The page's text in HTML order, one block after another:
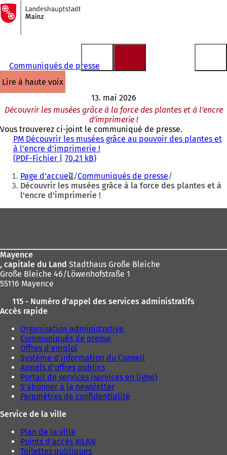
Accéder au contenu
Vers
la
page
d'accueil
Communiqués de presse
lire à haute voix
13. mai 2026
Découvrir les musées grâce à la force des plantes et à l'encre
d'imprimerie !
Vous trouverez ci-joint le communiqué de presse.
PM Découvrir les musées grâce au pouvoir des plantes et
à l'encre d'imprimerie !
PDF-Fichier 70,21 kB
Vous
êtes
:
Page d'accueil Communiqués de presse
Découvrir les musées grâce à la force des plantes et à
l'encre d'imprimerie !
Mayence
, capitale du Land Stadthaus Große Bleiche
Große Bleiche 46/Löwenhofstraße 1
55116 Mayence
115 - Numéro d'appel des services administratifs
Accès rapide
Organisation administrative
Communiqués de presse
Offres d'emploi
Système d'information du Conseil
Appels d'offres publics
Portail de services (services en ligne)
S'abonner à la newsletter
Paramètres de confidentialité
Service de la ville
Plan de la ville
Points d'accès WLAN
Toilettes publiques